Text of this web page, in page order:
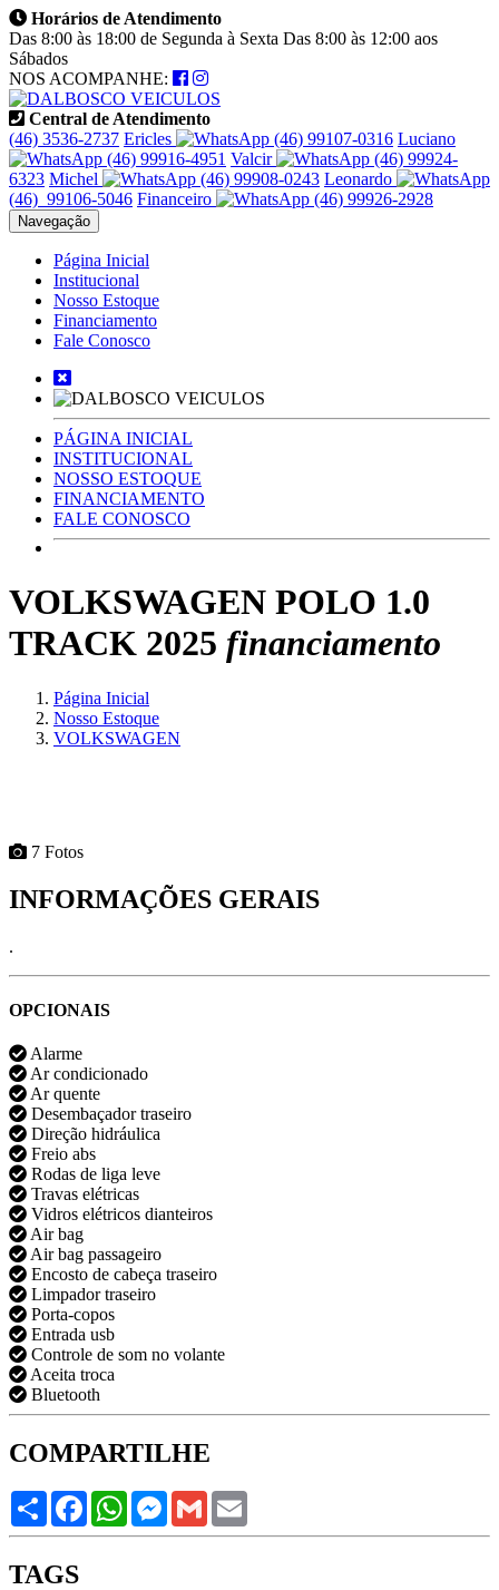
Horários de Atendimento
Das 8:00 às 18:00 de Segunda à Sexta Das 8:00 às 12:00 aos
Sábados
NOS ACOMPANHE:
Central de Atendimento
(46) 3536-2737 Ericles (46) 99107-0316 Luciano
(46) 99916-4951 Valcir
(46) 99924-
6323 Michel (46) 99908-0243 Leonardo
(46) 99106‑5046 Financeiro (46) 99926-2928
Navegação
Página Inicial
Institucional
Nosso Estoque
Financiamento
Fale Conosco
PÁGINA INICIAL
INSTITUCIONAL
NOSSO ESTOQUE
FINANCIAMENTO
FALE CONOSCO
VOLKSWAGEN POLO 1.0
TRACK 2025 financiamento
Página Inicial
Nosso Estoque
VOLKSWAGEN
7 Fotos
INFORMAÇÕES GERAIS
.
OPCIONAIS
Alarme
Ar condicionado
Ar quente
Desembaçador traseiro
Direção hidráulica
Freio abs
Rodas de liga leve
Travas elétricas
Vidros elétricos dianteiros
Air bag
Air bag passageiro
Encosto de cabeça traseiro
Limpador traseiro
Porta-copos
Entrada usb
Controle de som no volante
Aceita troca
Bluetooth
COMPARTILHE
Share FacebookWhatsAppMessenger
Gmail
TAGS